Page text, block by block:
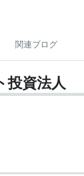
関連ブログ
投資法人